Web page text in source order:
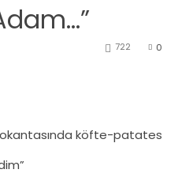
0
722
lokantasında köfte-patates